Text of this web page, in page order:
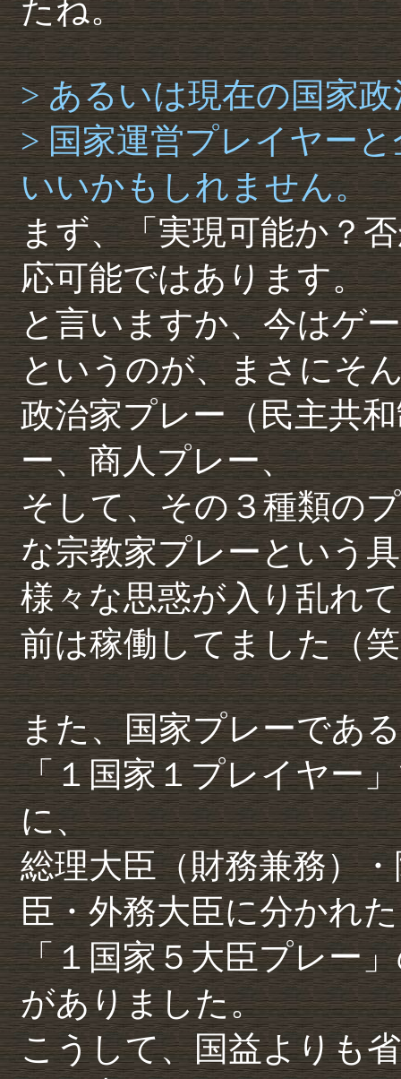
たね。
> あるいは現在の国家
> 国家運営プレイヤー
いいかもしれません。
まず、「実現可能か？
応可能ではあります。
と言いますか、今はゲ
というのが、まさにそ
政治家プレー（民主共
ー、商人プレー、
そして、その３種類の
な宗教家プレーという
様々な思惑が入り乱れ
前は稼働してました（
また、国家プレーであ
「１国家１プレイヤー
に、
総理大臣（財務兼務）
臣・外務大臣に分かれた
「１国家５大臣プレー
がありました。
こうして、国益よりも